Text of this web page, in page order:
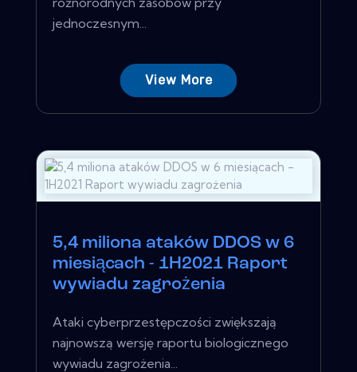
jednoczesnym...
View More
5,4 miliona ataków DDOS w 6
miesiącach - 1H2021 Raport
wywiadu zagrożenia
Ataki cyberprzestępczości zwiększają
najnowszą wersję raportu biologicznego
wywiadu zagrożenia...